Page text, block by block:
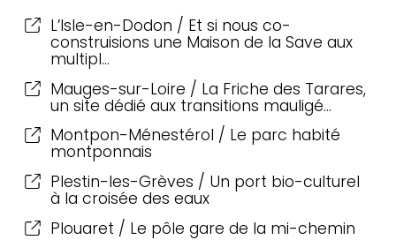
L’Isle-en-Dodon / Et si nous co-
construisions une Maison de la Save aux
multipl…
Mauges-sur-Loire / La Friche des Tarares,
un site dédié aux transitions mauligé…
Montpon-Ménestérol / Le parc habité
montponnais
Plestin-les-Grèves / Un port bio-culturel
à la croisée des eaux
Plouaret / Le pôle gare de la mi-chemin